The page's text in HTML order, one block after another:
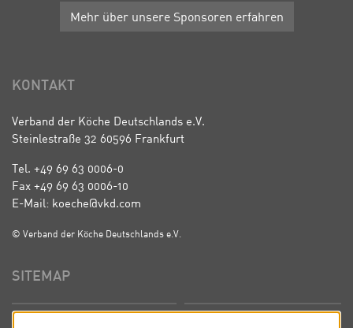
Mehr über unsere Sponsoren erfahren
KONTAKT
Verband der Köche Deutschlands e.V.
Steinlestraße 32 60596 Frankfurt
Tel. +49 69 63 0006-0
Fax +49 69 63 0006-10
E-Mail: koeche@vkd.com
© Verband der Köche Deutschlands e.V.
SITEMAP